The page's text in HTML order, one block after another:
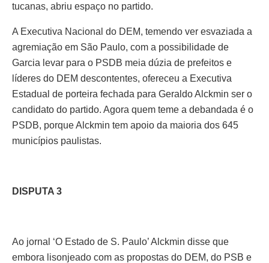
tucanas, abriu espaço no partido.
A Executiva Nacional do DEM, temendo ver esvaziada a
agremiação em São Paulo, com a possibilidade de
Garcia levar para o PSDB meia dúzia de prefeitos e
líderes do DEM descontentes, ofereceu a Executiva
Estadual de porteira fechada para Geraldo Alckmin ser o
candidato do partido. Agora quem teme a debandada é o
PSDB, porque Alckmin tem apoio da maioria dos 645
municípios paulistas.
DISPUTA 3
Ao jornal ‘O Estado de S. Paulo’ Alckmin disse que
embora lisonjeado com as propostas do DEM, do PSB e